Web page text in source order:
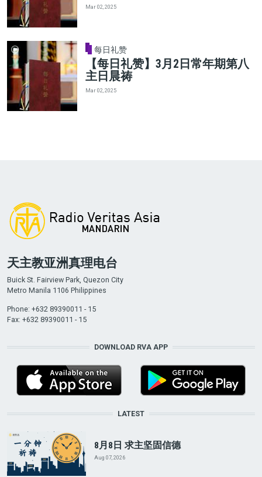
Mar 02, 2025
每日礼赞
【每日礼赞】3月2日常年期第八
主日晨祷
Mar 02, 2025
天主教亚洲真理电台
Buick St. Fairview Park, Quezon City
Metro Manila 1106 Philippines
Phone: +632 89390011 - 15
Fax: +632 89390011 - 15
DOWNLOAD RVA APP
LATEST
8月8日 求主坚固信德
Aug 07, 2026